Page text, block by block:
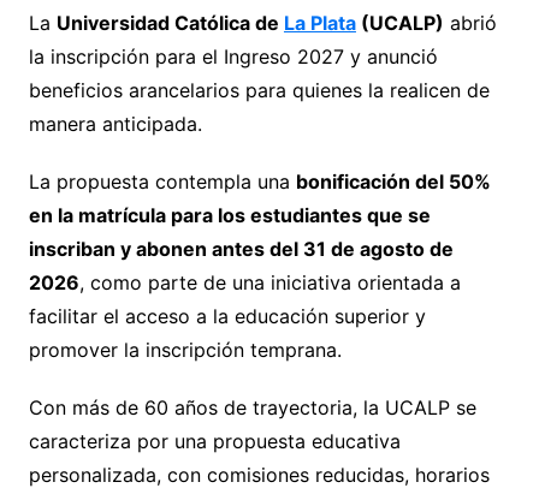
La Universidad Católica de La Plata(UCALP) abrió
la inscripción para el Ingreso 2027 y anunció
beneficios arancelarios para quienes la realicen de
manera anticipada.
La propuesta contempla una bonificación del 50%
en la matrícula para los estudiantes que se
inscriban y abonen antes del 31 de agosto de
2026, como parte de una iniciativa orientada a
facilitar el acceso a la educación superior y
promover la inscripción temprana.
Con más de 60 años de trayectoria, la UCALP se
caracteriza por una propuesta educativa
personalizada, con comisiones reducidas, horarios